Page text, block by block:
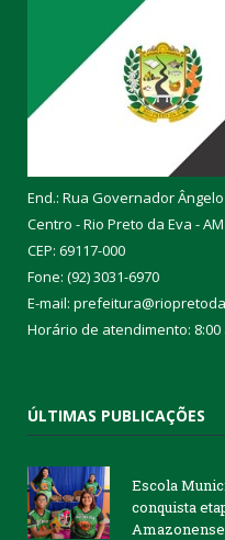
End.: Rua Governador
Centro - Rio Preto da Eva - AM
CEP: 69117-000
Fone: (92) 3031-6970
E-mail:
Horário de atendimento: 8:00
ÚLTIMAS PUBLICAÇÕES
Escola
conquista